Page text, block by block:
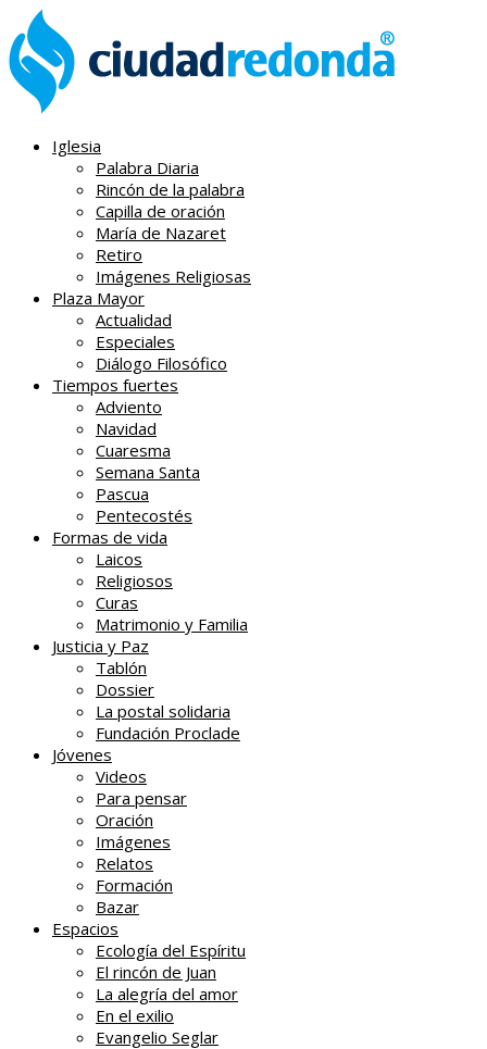
Iglesia
Palabra Diaria
Rincón de la palabra
Capilla de oración
María de Nazaret
Retiro
Imágenes Religiosas
Plaza Mayor
Actualidad
Especiales
Diálogo Filosófico
Tiempos fuertes
Adviento
Navidad
Cuaresma
Semana Santa
Pascua
Pentecostés
Formas de vida
Laicos
Religiosos
Curas
Matrimonio y Familia
Justicia y Paz
Tablón
Dossier
La postal solidaria
Fundación Proclade
Jóvenes
Videos
Para pensar
Oración
Imágenes
Relatos
Formación
Bazar
Espacios
Ecología del Espíritu
El rincón de Juan
La alegría del amor
En el exilio
Evangelio Seglar